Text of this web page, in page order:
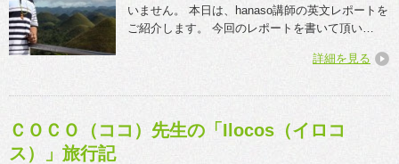
いません。 本日は、hanaso講師の英文レポートを
ご紹介します。 今回のレポートを書いて頂い…
詳細を見る
ＣＯＣＯ（ココ）先生の「Ilocos（イロコ
ス）」旅行記